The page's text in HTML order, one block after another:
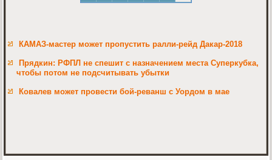
КАМАЗ-мастер может пропустить ралли-рейд Дакар-2018
Прядкин: РФПЛ не спешит с назначением места Суперкубка,
чтобы потом не подсчитывать убытки
Ковалев может провести бой-реванш с Уордом в мае